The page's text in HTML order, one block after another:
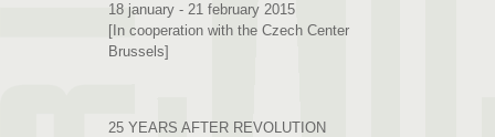
18 january - 21 february 2015
[In cooperation with the Czech Center
Brussels]
25 YEARS AFTER REVOLUTION